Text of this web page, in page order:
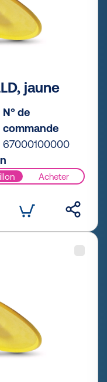
jaune
N° de
commande
67000100000
Acheter